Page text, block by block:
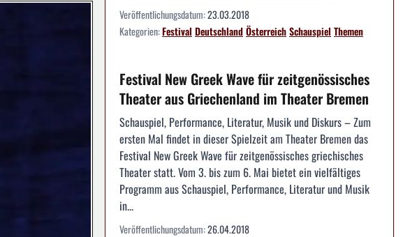
Veröffentlichungsdatum:23.03.2018
Kategorien:Festival DeutschlandÖsterreichSchauspiel Themen
Festival New Greek Wave für zeitgenössisches
Theater aus Griechenland im Theater Bremen
Schauspiel, Performance, Literatur, Musik und Diskurs – Zum
ersten Mal findet in dieser Spielzeit am Theater Bremen das
Festival New Greek Wave für zeitgenössisches griechisches
Theater statt. Vom 3. bis zum 6. Mai bietet ein vielfältiges
Programm aus Schauspiel, Performance, Literatur und Musik
in...
Veröffentlichungsdatum:26.04.2018